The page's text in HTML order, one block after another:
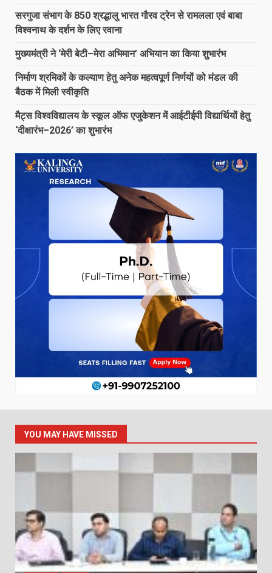
सरगुजा संभाग के 850 श्रद्धालु भारत गौरव ट्रेन से रामलला एवं बाबा
विश्वनाथ के दर्शन के लिए रवाना
मुख्यमंत्री ने ‘मेरी बेटी–मेरा अभिमान’ अभियान का किया शुभारंभ
निर्माण श्रमिकों के कल्याण हेतु अनेक महत्वपूर्ण निर्णयों को मंडल की
बैठक में मिली स्वीकृति
मैट्स विश्वविद्यालय के स्कूल ऑफ एजुकेशन में आईटीईपी विद्यार्थियों हेतु
‘दीक्षारंभ–2026’ का शुभारंभ
YOU MAY HAVE MISSED